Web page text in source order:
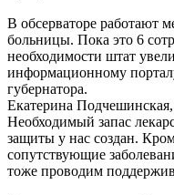
В обсерваторе работают
больницы. Пока это 6
необходимости штат
информационному
губернатора.
Екатерина Подчешинская,
Необходимый запас
защиты у нас создан.
сопутствующие
тоже проводим